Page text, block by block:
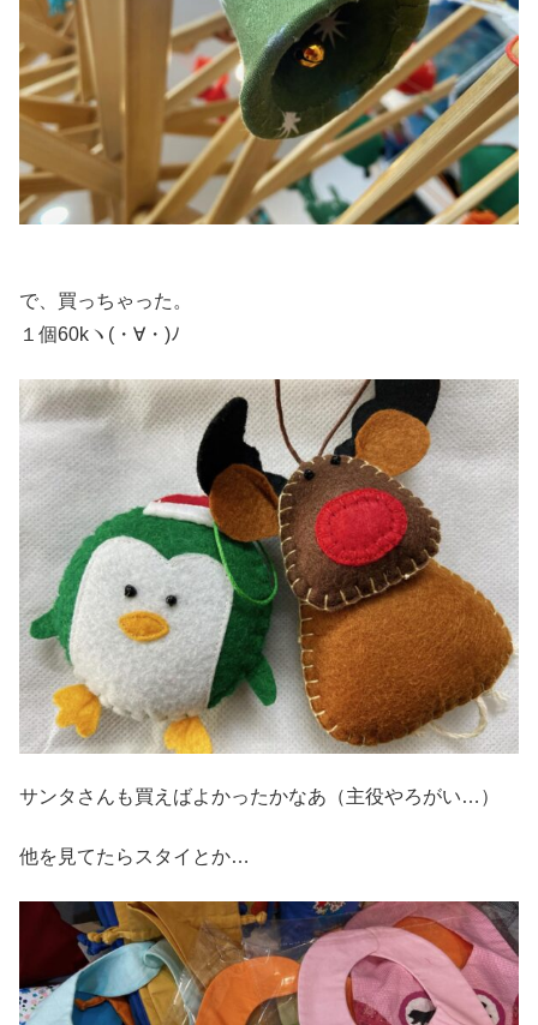
で、買っちゃった。
１個60kヽ(・∀・)ﾉ
サンタさんも買えばよかったかなあ（主役やろがい…）
他を見てたらスタイとか…